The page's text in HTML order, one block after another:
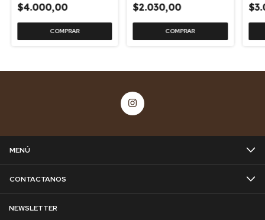
$4.000,00 $2.030,00
MENÚ
CONTACTANOS
NEWSLETTER